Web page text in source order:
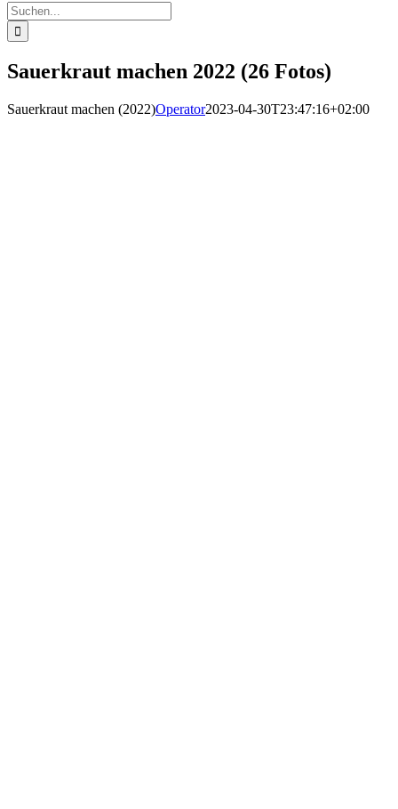
Suche
nach:
Sauerkraut machen 2022 (26 Fotos)
Sauerkraut machen (2022)Operator2023-04-30T23:47:16+02:00